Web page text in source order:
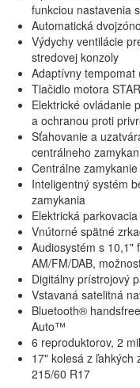
funkciou nastavenia
Automatická
Výdychy ventilácie
stredovej konzoly
Adaptívny tempomat
Tlačidlo motora
Elektrické ovládanie
a ochranou proti
Sťahovanie a
centrálneho
Centrálne
Inteligentný systém
zamykania
Elektrická
Vnútorné spätné
Audiosystém s 10,1"
AM/FM/DAB,
Digitálny prístrojový
Vstavaná satelitná
Bluetooth®
Auto™
6 reproduktorov, 2
17" kolesá z ľahkých
215/60 R17